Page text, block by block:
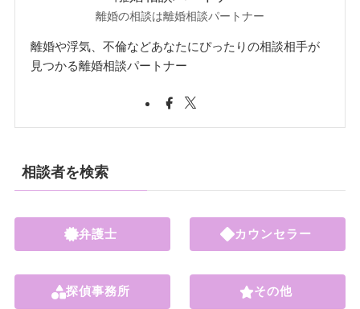
離婚の相談は離婚相談パートナー
離婚や浮気、不倫などあなたにぴったりの相談相手が
見つかる離婚相談パートナー
相談者を検索
弁護士
探偵事務所
カウンセラー
その他